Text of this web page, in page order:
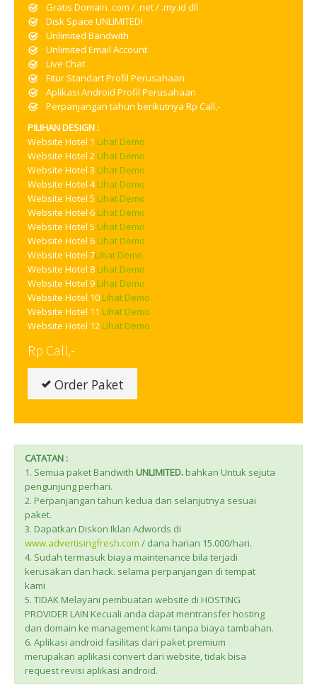
Gratis Domain .com / .net / .my.id dll
Disk Space UNLIMITED!
Unlimited Bandwith
Unlimited Email Account
Live Chat
Fitur Standart Profil Perusahaan
Aplikasi Android Profil Perusahaan
Perpanjangan tahun berikutnya Rp Call,-
PILIHAN DESIGN :
Website Hotel 1 Lihat Demo
Website Hotel 2 Lihat Demo
Website Hotel 3 Lihat Demo
Website Hotel 4Lihat Demo
Website Hotel 5 Lihat Demo
Website Hotel 6 Lihat Demo
Website Hotel 5 Lihat Demo
Website Hotel 6 Lihat Demo
Website Hotel 7Lihat Demo
Website Hotel 8 Lihat Demo
Website Hotel 9 Lihat Demo
Website Hotel 10 Lihat Demo
Website Hotel 11 Lihat Demo
Website Hotel 12 Lihat Demo
Rp Call,-
Order Paket
CATATAN :
1. Semua paket Bandwith UNLIMITED. bahkan Untuk sejuta
pengunjung perhari.
2. Perpanjangan tahun kedua dan selanjutnya sesuai
paket.
3. Dapatkan Diskon Iklan Adwords di
www.advertisingfresh.com / dana harian 15.000/hari.
4. Sudah termasuk biaya maintenance bila terjadi
kerusakan dan hack. selama perpanjangan di tempat
kami
5. TIDAK Melayani pembuatan website di HOSTING
PROVIDER LAIN Kecuali anda dapat mentransfer hosting
dan domain ke management kami tanpa biaya tambahan.
6. Aplikasi android fasilitas dari paket premium
merupakan aplikasi convert dari website, tidak bisa
request revisi aplikasi android.